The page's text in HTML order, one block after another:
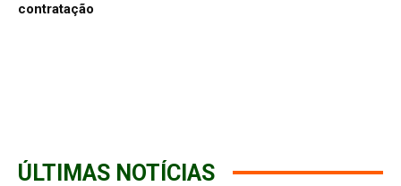
contratação
ÚLTIMAS NOTÍCIAS